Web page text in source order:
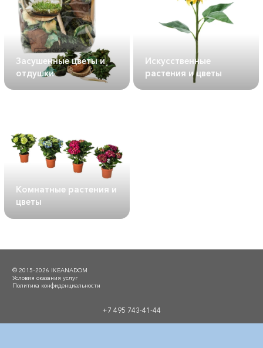
Засушенные цветы и
отдушки
Искусственные
растения и цветы
Комнатные растения и
цветы
© 2015–2026 IKEANADOM
Условия оказания услуг
Политика конфиденциальности
+7 495 743-41-44